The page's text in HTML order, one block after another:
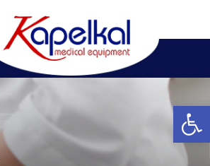
פתח סרגל נגישות